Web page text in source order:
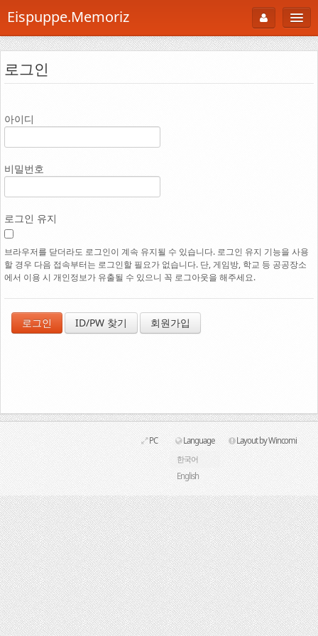
Eispuppe.Memoriz
About
AboutTori
Gallery
공부방
Link
로그인
아이디
비밀번호
로그인 유지
브라우저를 닫더라도 로그인이 계속 유지될 수 있습니다. 로그인 유지 기능을 사용
할 경우 다음 접속부터는 로그인할 필요가 없습니다. 단, 게임방, 학교 등 공공장소
에서 이용 시 개인정보가 유출될 수 있으니 꼭 로그아웃을 해주세요.
ID/PW 찾기 회원가입
PC
Language
한국어
English
Layout by Wincomi